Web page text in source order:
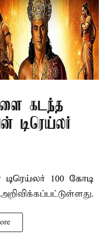
கடந்த
டிரெய்லர்
டிரெய்லர் 100 கோடி